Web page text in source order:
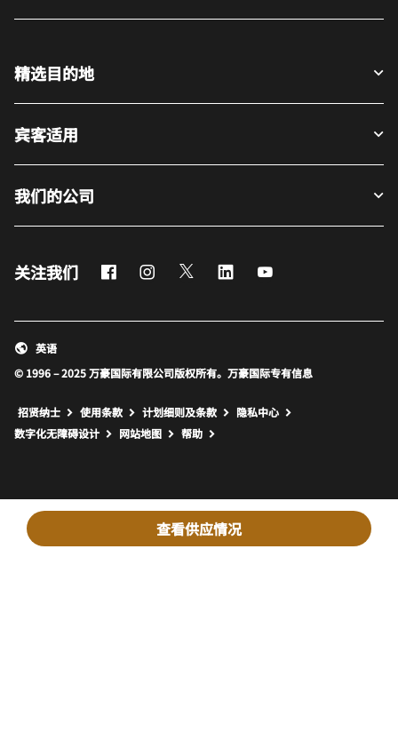
查看供应情况
精选目的地
宾客适用
我们的公司
关注我们 FacebookInstagram
Twitter LinkedIn
© 1996 – 2025 万豪国际有限公司版权所有。万豪国际专有信息
英语
招贤纳士 使用条款 计划细则及条款
隐私中心
数字化无障碍设计
网站地图 打开新窗口
帮助